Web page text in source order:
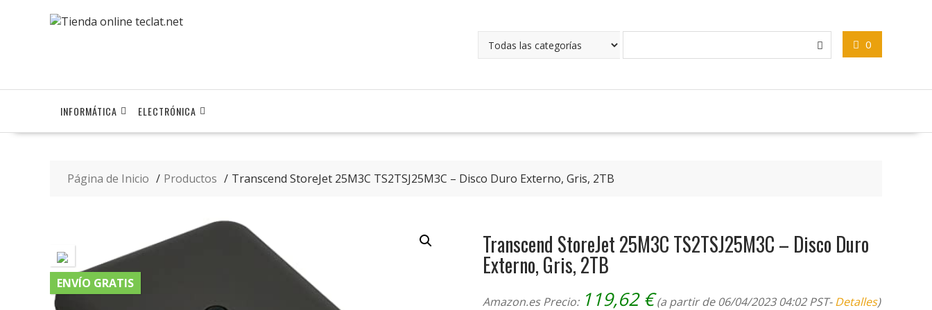
contenido
0
INFORMÁTICA ELECTRÓNICA
Página de Inicio Productos Transcend StoreJet 25M3C TS2TSJ25M3C – Disco Duro Externo, Gris, 2TB
ENVÍO GRATIS
Transcend StoreJet 25M3C TS2TSJ25M3C – Disco Duro
Externo, Gris, 2TB
Amazon.es Precio: 119,62€ (a partir de 06/04/2023 04:02 PST-Detalles)